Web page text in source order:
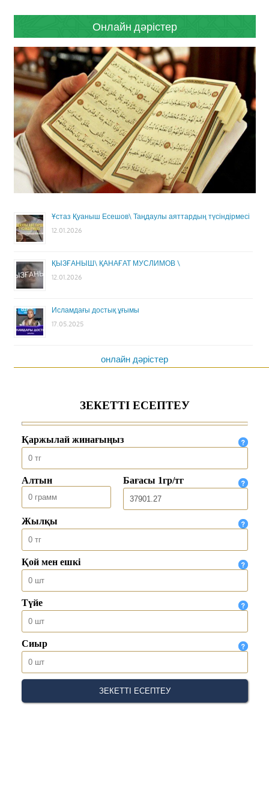
Онлайн дәрістер
Ұстаз Қуаныш Есешов\ Таңдаулы аяттардың түсіндірмесі
12.01.2026
ҚЫЗҒАНЫШ\ ҚАНАҒАТ МУСЛИМОВ \
12.01.2026
Исламдағы достық ұғымы
17.05.2025
онлайн дәрістер